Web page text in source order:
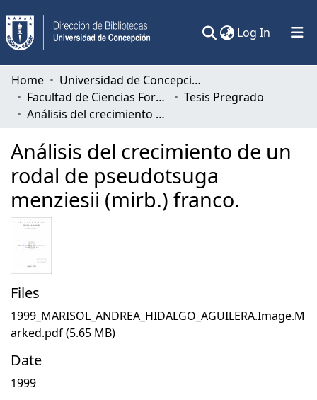
Log In (current)
Communities & Collections
All of DSpace
Home
Universidad de Concepción
Facultad de Ciencias Forestales
Tesis Pregrado
Análisis del crecimiento de un rodal de pseudotsuga menziesii (mirb.) franco.
Análisis del crecimiento de un
rodal de pseudotsuga
menziesii (mirb.) franco.
Files
1999_MARISOL_ANDREA_HIDALGO_AGUILERA.Image.M
arked.pdf(5.65 MB)
Date
1999